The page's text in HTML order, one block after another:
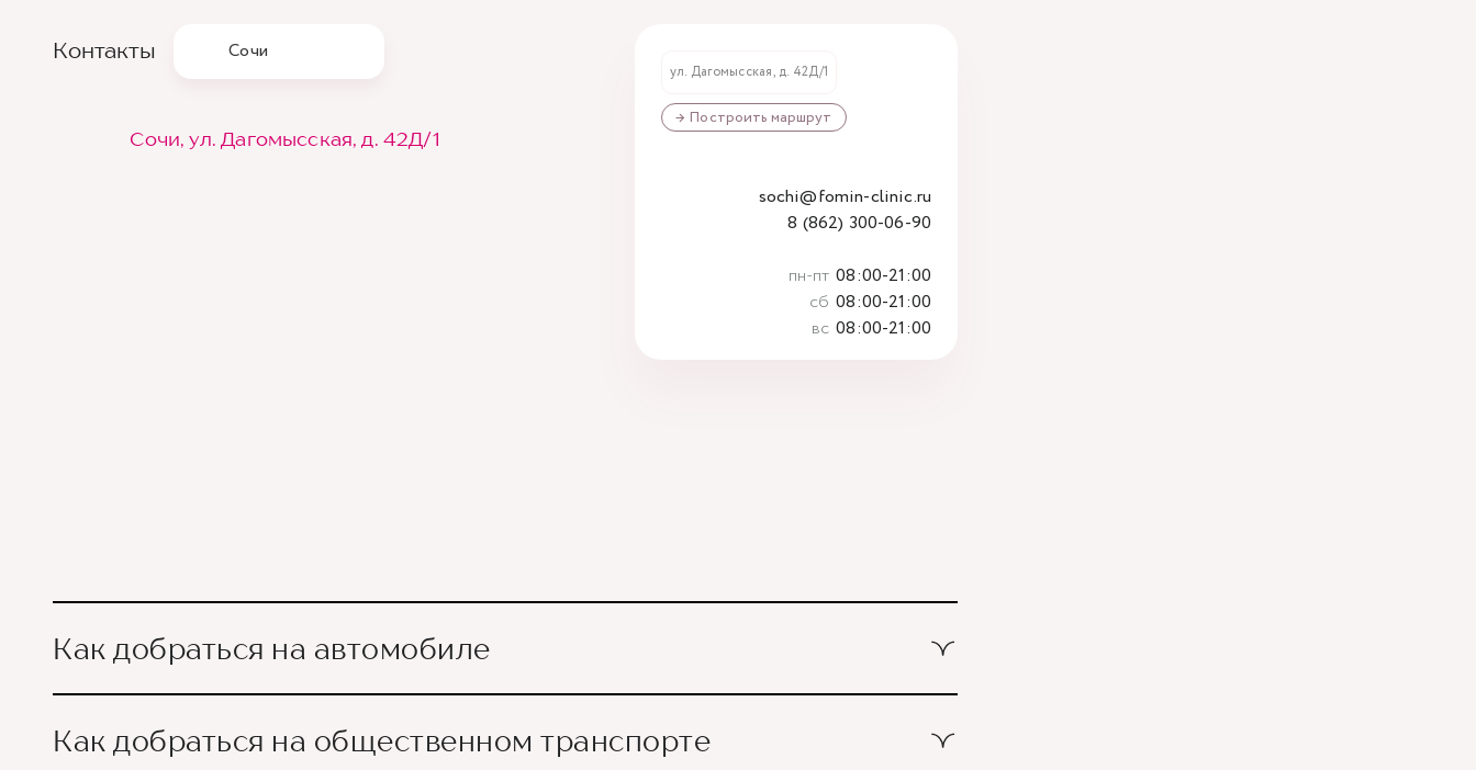
Контакты Сочи
Сочи, ул. Дагомысская, д. 42Д/1
ул. Дагомысская, д. 42Д/1
→ Построить маршрут
sochi@fomin-clinic.ru
8 (862) 300-06-90
пн-пт 08:00-21:00
сб 08:00-21:00
вс 08:00-21:00
Как добраться на автомобиле
Ориентир - Городская больница №4
Как добраться на общественном транспорте